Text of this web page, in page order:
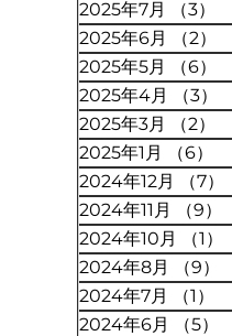
2025年7月
（3）
2025年6月
（2）
2025年5月
（6）
2025年4月
（3）
2025年3月
（2）
2025年1月
（6）
2024年12月
（7）
2024年11月
（9）
2024年10月
（1）
2024年8月
（9）
2024年7月
（1）
2024年6月
（5）